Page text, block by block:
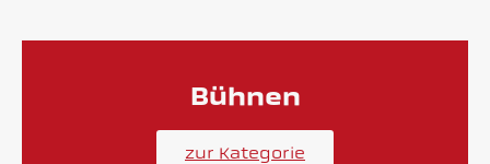
Bühnen
zur Kategorie